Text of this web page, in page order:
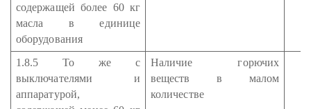
содержащей более 60 кг
масла в единице
оборудования
1.8.5 То же с
выключателями и
аппаратурой,
Наличие горючих
веществ в малом
количестве